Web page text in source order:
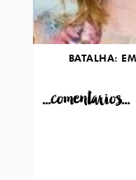
BATALHA:
...comentarios...